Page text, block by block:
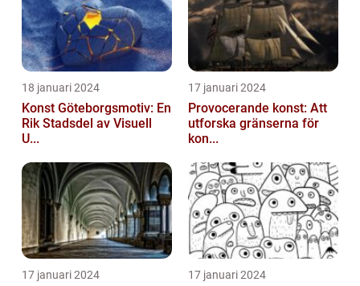
18 januari 2024
Konst Göteborgsmotiv: En
Rik Stadsdel av Visuell
U...
17 januari 2024
Provocerande konst: Att
utforska gränserna för
kon...
17 januari 2024 17 januari 2024